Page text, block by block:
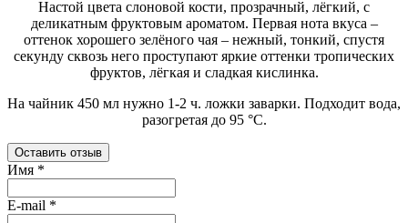
Настой цвета слоновой кости, прозрачный, лёгкий, с
деликатным фруктовым ароматом. Первая нота вкуса –
оттенок хорошего зелёного чая – нежный, тонкий, спустя
секунду сквозь него проступают яркие оттенки тропических
фруктов, лёгкая и сладкая кислинка.
На чайник 450 мл нужно 1-2 ч. ложки заварки. Подходит вода,
разогретая до 95 °C.
Оставить отзыв
Имя *
E-mail *